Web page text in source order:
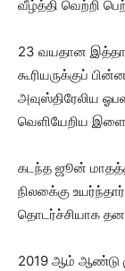
வீழ்த்தி வெற்றி
23 வயதான
கூரியருக்குப்
அவுஸ்திரேலிய
வெளியேறிய
கடந்த ஜூன்
நிலகை்கு
தொடர்ச்சியாக
2019 ஆம் ஆண்டு